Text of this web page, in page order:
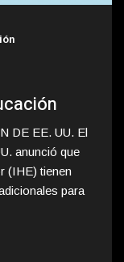
DE EE. UU. El
anunció que
(IHE) tienen
para